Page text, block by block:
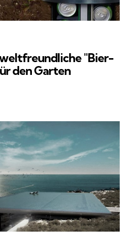
"Bier-
den Garten